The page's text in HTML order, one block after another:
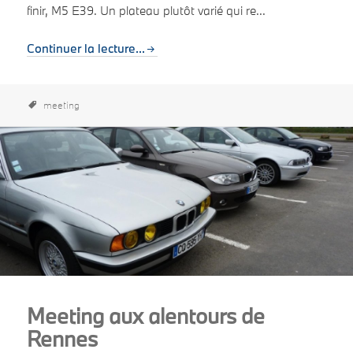
finir, M5 E39. Un plateau plutôt varié qui re...
Continuer la lecture...
meeting
Meeting aux alentours de
Rennes